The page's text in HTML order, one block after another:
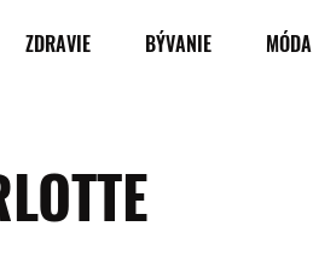
ZDRAVIE BÝVANIE MÓDA